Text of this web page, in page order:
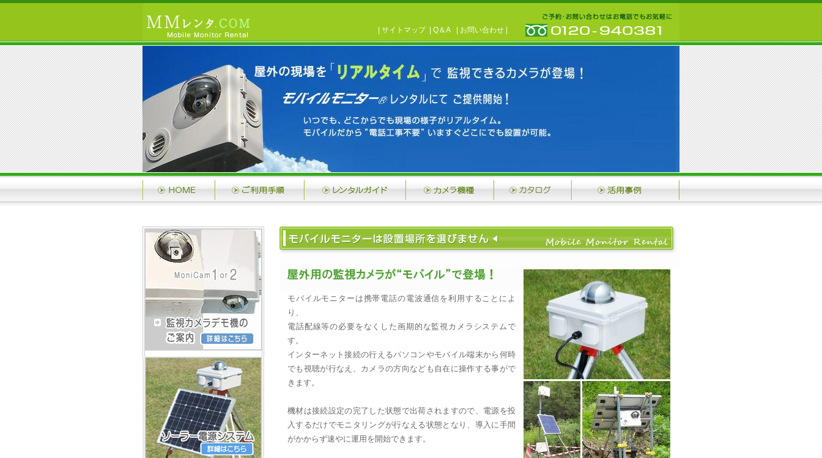
サイトマップ| Q＆A お問い合わせ
モバイルモニターは携帯電話の電波通信を利用することによ
り、
電話配線等の必要をなくした画期的な監視カメラシステムで
す。
インターネット接続の行えるパソコンやモバイル端末から何時
でも視聴が行なえ、カメラの方向なども自在に操作する事がで
きます。
機材は接続設定の完了した状態で出荷されますので、電源を投
入するだけでモニタリングが行なえる状態となり、導入に手間
がかからず速やに運用を開始できます。